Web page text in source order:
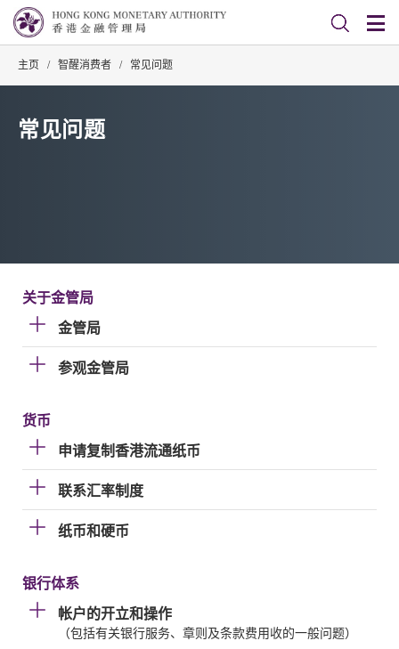
主页 / 智醒消费者 / 常见问题
常见问题
关于金管局
金管局
参观金管局
货币
申请复制香港流通纸币
联系汇率制度
纸币和硬币
银行体系
帐户的开立和操作
（包括有关银行服务、章则及条款费用收的一般问题）